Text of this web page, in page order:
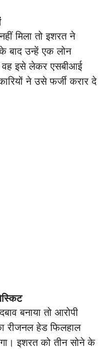
मिला तो इशरत ने
बाद उन्हें एक लोन
वह इसे लेकर एसबीआई
ने उसे फर्जी करार दे
बनाया तो आरोपी
रीजनल हेड फिलहाल
इशरत को तीन सोने के